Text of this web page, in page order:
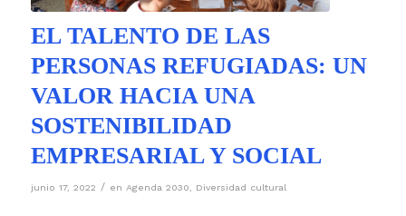
EL TALENTO DE LAS
PERSONAS REFUGIADAS: UN
VALOR HACIA UNA
SOSTENIBILIDAD
EMPRESARIAL Y SOCIAL
junio 17, 2022 / en Agenda 2030, Diversidad cultural